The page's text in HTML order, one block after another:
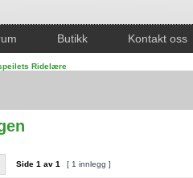
Butikk Kontakt oss
Ridelære
Side 1 av 1 [ 1 innlegg ]